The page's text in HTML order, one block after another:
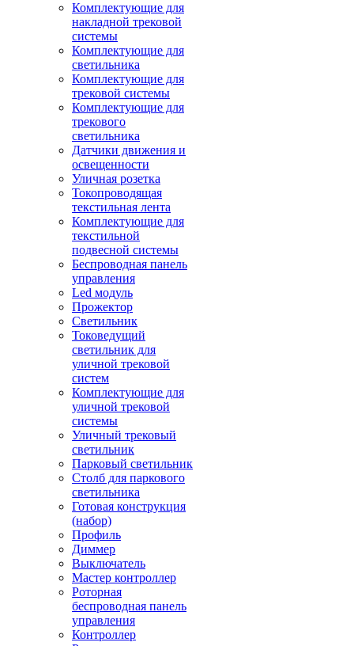
Комплектующие для
накладной трековой
системы
Комплектующие для
светильника
Комплектующие для
трековой системы
Комплектующие для
трекового
светильника
Датчики движения и
освещенности
Уличная розетка
Токопроводящая
текстильная лента
Комплектующие для
текстильной
подвесной системы
Беспроводная панель
управления
Led модуль
Прожектор
Светильник
Токоведущий
светильник для
уличной трековой
систем
Комплектующие для
уличной трековой
системы
Уличный трековый
светильник
Парковый светильник
Столб для паркового
светильника
Готовая конструкция
(набор)
Профиль
Диммер
Выключатель
Мастер контроллер
Роторная
беспроводная панель
управления
Контроллер